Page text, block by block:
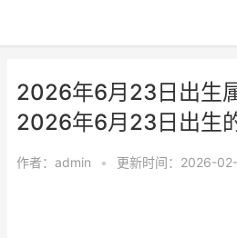
2026年6月23日出生
2026年6月23日出生
作者： admin • 更新时间：2026-